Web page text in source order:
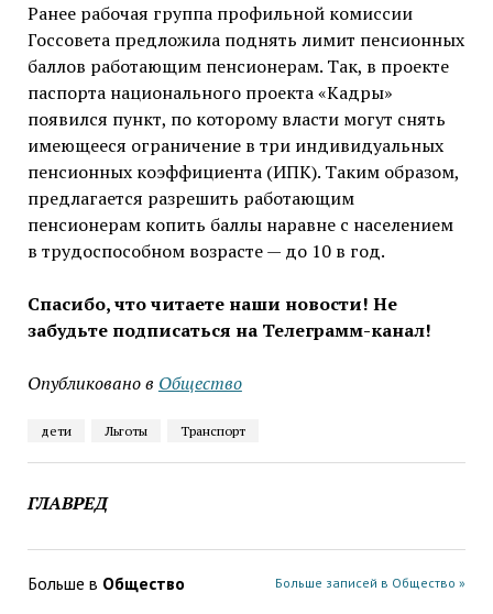
Ранее рабочая группа профильной комиссии
Госсовета предложила поднять лимит пенсионных
баллов работающим пенсионерам. Так, в проекте
паспорта национального проекта «Кадры»
появился пункт, по которому власти могут снять
имеющееся ограничение в три индивидуальных
пенсионных коэффициента (ИПК). Таким образом,
предлагается разрешить работающим
пенсионерам копить баллы наравне с населением
в трудоспособном возрасте — до 10 в год.
Спасибо, что читаете наши новости! Не
забудьте подписаться на Телеграмм-канал!
Опубликовано в Общество
дети Льготы Транспорт
ГЛАВРЕД
Больше в Общество Больше записей в Общество »